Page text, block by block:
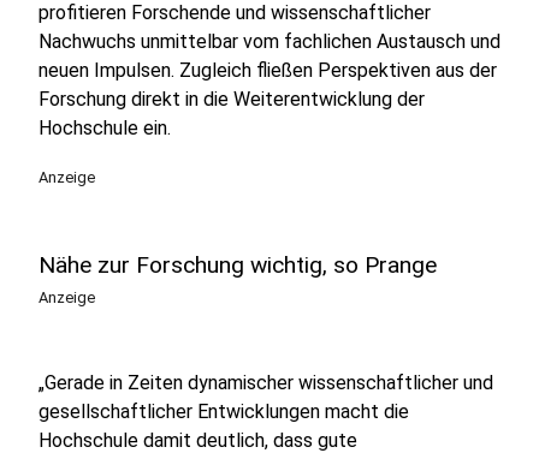
profitieren Forschende und wissenschaftlicher
Nachwuchs unmittelbar vom fachlichen Austausch und
neuen Impulsen. Zugleich fließen Perspektiven aus der
Forschung direkt in die Weiterentwicklung der
Hochschule ein.
Anzeige
Nähe zur Forschung wichtig, so Prange
Anzeige
„Gerade in Zeiten dynamischer wissenschaftlicher und
gesellschaftlicher Entwicklungen macht die
Hochschule damit deutlich, dass gute